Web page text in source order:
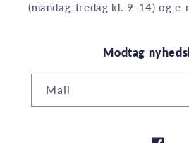
(mandag-fredag kl. 9-14) og e-
Modtag
Mail